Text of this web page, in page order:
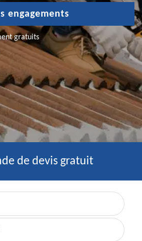
engagements
gratuits
de devis gratuit